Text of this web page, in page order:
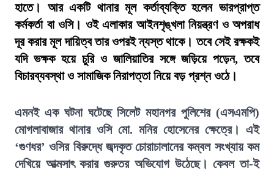
হাতে। আর একটি থানার মূল কর্তাব্যক্তি হলেন ভারপ্রাপ্ত
কর্মকর্তা বা ওসি। ওই এলাকার আইনশৃঙ্খলা নিয়ন্ত্রণ ও অপরাধ
দূর করার মূল দায়িত্ব তার ওপরই ন্যস্ত থাকে। তবে সেই রক্ষকই
যদি ভক্ষক হয়ে চুরি ও জালিয়াতির সঙ্গে জড়িয়ে পড়েন, তবে
বিচারব্যবস্থা ও সামাজিক নিরাপত্তা নিয়ে বড় প্রশ্ন ওঠে।
এমনই এক ঘটনা ঘটেছে সিলেট মহানগর পুলিশের (এসএমপি)
মোগলাবাজার থানার ওসি মো. মনির হোসেনের ক্ষেত্রে। এই
‘গুণধর’ ওসির বিরুদ্ধে জব্দকৃত চোরাচালানের কম্বল সংখ্যায় কম
দেখিয়ে আত্মসাৎ করার গুরুতর অভিযোগ উঠেছে। কেবল তা-ই